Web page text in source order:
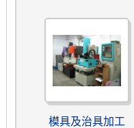
模具及治具加工